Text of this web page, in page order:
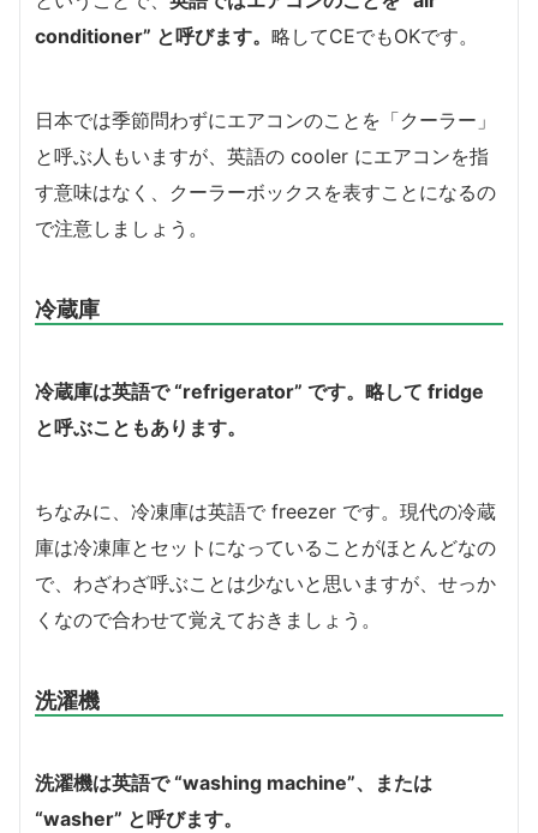
conditioner” と呼びます。 略してCEでもOKです。
日本では季節問わずにエアコンのことを「クーラー」
と呼ぶ人もいますが、英語の cooler にエアコンを指
す意味はなく、クーラーボックスを表すことになるの
で注意しましょう。
冷蔵庫
冷蔵庫は英語で “refrigerator” です。略して fridge
と呼ぶこともあります。
ちなみに、冷凍庫は英語で freezer です。現代の冷蔵
庫は冷凍庫とセットになっていることがほとんどなの
で、わざわざ呼ぶことは少ないと思いますが、せっか
くなので合わせて覚えておきましょう。
洗濯機
洗濯機は英語で “washing machine”、または
“washer” と呼びます。